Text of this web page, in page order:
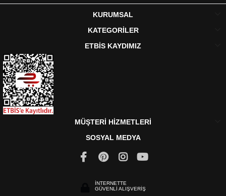
KURUMSAL
KATEGORİLER
ETBİS KAYDIMIZ
MÜŞTERİ HİZMETLERİ
SOSYAL MEDYA
İNTERNETTE
GÜVENLİ ALIŞVERİŞ